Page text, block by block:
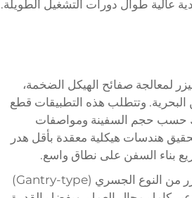
عالية طوال دورات التشغيل الطويلة.
لمعالجة صفائح الهيكل الضخمة،
البحرية. وتتطلب هذه التطبيقات قطع
بين ١٠ مم و٥٠ مم أو أكثر، وذلك حسب حجم السفينة ومواصفات
هندسات هيكلية معقدة بأقل هدر
بناء السفن على نطاق واسع.
وتستخدم أحواض بناء السفن الحديثة تكوينات آلات قطع المعادن بالليزر من النوع الجسري (Gantry-type)